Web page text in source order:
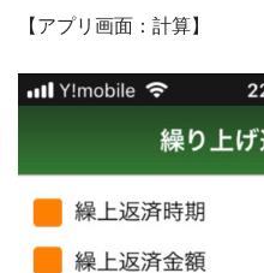
【アプリ画面：計算】